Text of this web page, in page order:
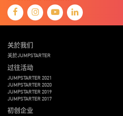
关於我们
关於JUMPSTARTER
过往活动
JUMPSTARTER 2021
JUMPSTARTER 2020
JUMPSTARTER 2019
JUMPSTARTER 2017
初创企业